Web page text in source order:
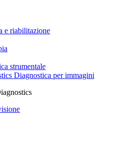
e riabilitazione
strumentale
Diagnostica per immagini